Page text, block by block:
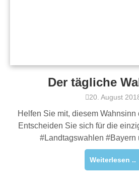
Der tägliche
20. August
Helfen Sie mit, diesem Wahnsinn
Entscheiden Sie sich für die
#Landtagswahlen #Bayern
Weiterlesen ..